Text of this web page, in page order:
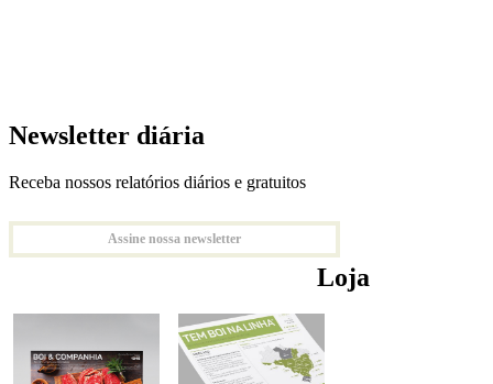
Newsletter diária
Receba nossos relatórios diários e gratuitos
Assine nossa newsletter
Loja